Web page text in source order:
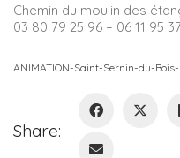
Chemin du moulin des
03 80 79 25 96 – 06 11 95
ANIMATION-Saint-Sernin-du-
Share: